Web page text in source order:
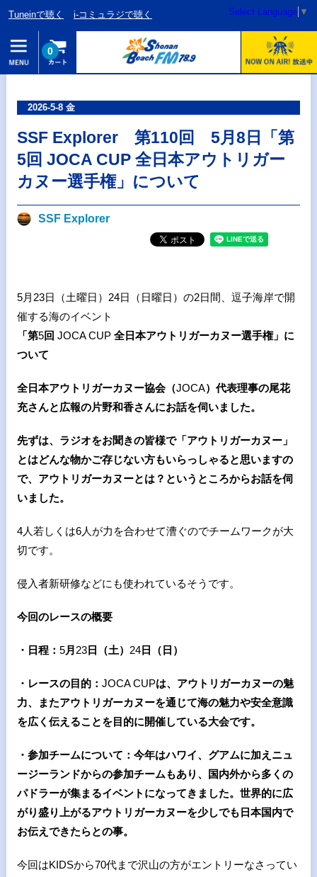
Tuneinで聴く i-コミュラジで聴く Select Language ▼
0
2026-5-8 金
SSF Explorer 第110回 5月8日「第
5回 JOCA CUP 全日本アウトリガー
カヌー選手権」について
SSF Explorer
5月23日（土曜日）24日（日曜日）の2日間、逗子海岸で開
催する海のイベント
「第5回 JOCA CUP 全日本アウトリガーカヌー選手権」に
ついて
全日本アウトリガーカヌー協会（JOCA）代表理事の尾花
充さんと広報の片野和香さんにお話を伺いました。
先ずは、ラジオをお聞きの皆様で「アウトリガーカヌー」
とはどんな物かご存じない方もいらっしゃると思いますの
で、アウトリガーカヌーとは？というところからお話を伺
いました。
4人若しくは6人が力を合わせて漕ぐのでチームワークが大
切です。
侵入者新研修などにも使われているそうです。
今回のレースの概要
・日程： 5月 23日（土） 24日（日）
・レースの目的： JOCA CUPは、アウトリガーカヌーの魅
力、またアウトリガーカヌーを通じて海の魅力や安全意識
を広く伝えることを目的に開催している大会です。
・参加チームについて：今年はハワイ、グアムに加えニュ
ージーランドからの参加チームもあり、国内外から多くの
パドラーが集まるイベントになってきました。世界的に広
がり盛り上がるアウトリガーカヌーを少しでも日本国内で
お伝えできたらとの事。
今回はKIDSから70代まで沢山の方がエントリーなさってい